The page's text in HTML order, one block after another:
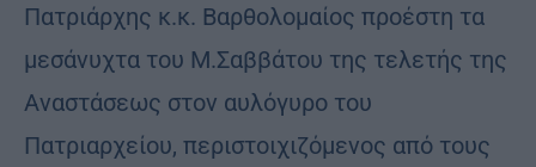
Πατριάρχης κ.κ. Βαρθολομαίος προέστη τα
μεσάνυχτα του Μ.Σαββάτου της τελετής της
Αναστάσεως στον αυλόγυρο του
Πατριαρχείου, περιστοιχιζόμενος από τους